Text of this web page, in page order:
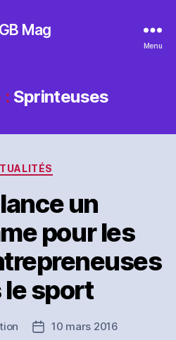
Mag
Menu
: Sprinteuses
Catégories
un
pour les
le sport
Date10 mars 2016